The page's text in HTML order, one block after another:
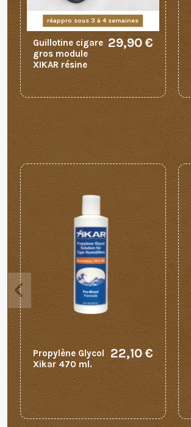
réappro sous 3 à 4 semaines
Guillotine cigare
gros module
XIKAR résine
29,90 €
Propylène Glycol
Xikar 470 ml.
22,10 €